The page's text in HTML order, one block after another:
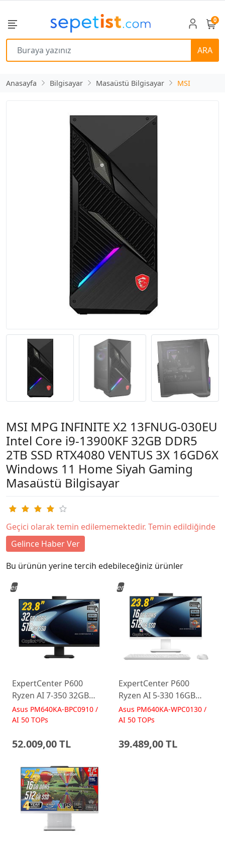
ARA
0
Anasayfa Bilgisayar Masaüstü Bilgisayar MSI
MSI MPG INFINITE X2 13FNUG-030EU
Intel Core i9-13900KF 32GB DDR5
2TB SSD RTX4080 VENTUS 3X 16GD6X
Windows 11 Home Siyah Gaming
Masaüstü Bilgisayar
Geçici olarak temin edilememektedir. Temin edildiğinde
Gelince Haber Ver
Bu ürünün yerine tercih edebileceğiniz ürünler
ExpertCenter P600
Ryzen AI 7-350 32GB
512GB 23.8 FreeDos
Siyah AI-Powered AIO
Asus PM640KA-BPC0910 /
AI 50 TOPs
52.009,00 TL
Yeni
ExpertCenter P600
Ryzen AI 5-330 16GB
512GB 23.8 FreeDos
Beyaz AI-Powered AIO
Asus PM640KA-WPC0130 /
AI 50 TOPs
39.489,00 TL
Yeni